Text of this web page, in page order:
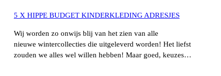
5 X HIPPE BUDGET KINDERKLEDING ADRESJES
Wij worden zo onwijs blij van het zien van alle
nieuwe wintercollecties die uitgeleverd worden! Het liefst
zouden we alles wel willen hebben! Maar goed, keuzes…